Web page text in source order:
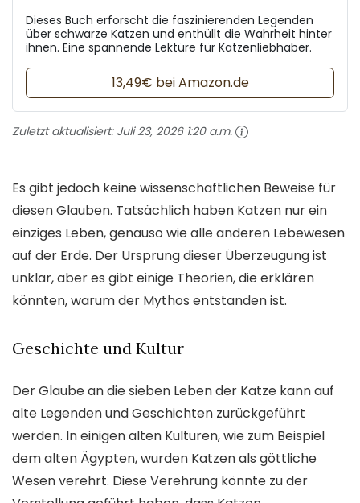
Dieses Buch erforscht die faszinierenden Legenden
über schwarze Katzen und enthüllt die Wahrheit hinter
ihnen. Eine spannende Lektüre für Katzenliebhaber.
13,49€ bei Amazon.de
Zuletzt aktualisiert: Juli 23, 2026 1:20 a.m.
Es gibt jedoch keine wissenschaftlichen Beweise für
diesen Glauben. Tatsächlich haben Katzen nur ein
einziges Leben, genauso wie alle anderen Lebewesen
auf der Erde. Der Ursprung dieser Überzeugung ist
unklar, aber es gibt einige Theorien, die erklären
könnten, warum der Mythos entstanden ist.
Geschichte und Kultur
Der Glaube an die sieben Leben der Katze kann auf
alte Legenden und Geschichten zurückgeführt
werden. In einigen alten Kulturen, wie zum Beispiel
dem alten Ägypten, wurden Katzen als göttliche
Wesen verehrt. Diese Verehrung könnte zu der